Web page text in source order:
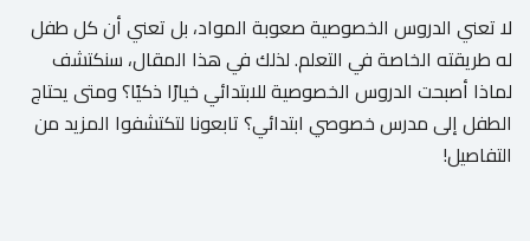
السياسات
الأقسام
الأساسية
للمنصة
لا تعني الدروس الخصوصية صعوبة المواد، بل تعني أن كل طفل
له طريقته الخاصة في التعلم. لذلك في هذا المقال، سنكتشف
لماذا أصبحت الدروس الخصوصية للابتدائي خيارًا ذكيًا؟ ومتى يحتاج
الطفل إلى مدرس خصوصي ابتدائي؟ تابعونا لتكتشفوا المزيد من
التفاصيل!